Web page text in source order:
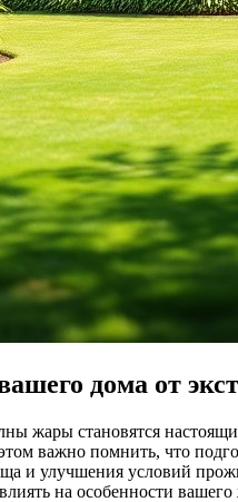
дома от
жары становятся
важно помнить, что
и улучшения условий
на особенности вашего